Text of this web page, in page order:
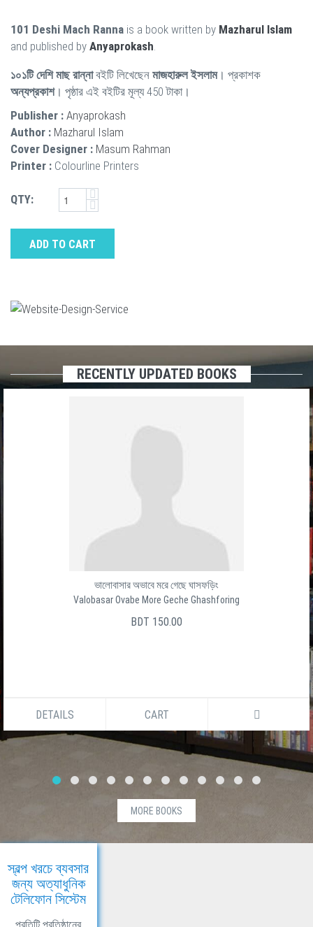
101 Deshi Mach Ranna is a book written by Mazharul Islam
and published by Anyaprokash
১০১টি দেশি মাছ রান্নাবইটি লিখেছেন মাজহারুল ইসলাম। প্রকাশক
অন্যপ্রকাশ। পৃষ্ঠার এই বইটির মূল্য 450 টাকা।
Publisher : Anyaprokash
Author : Mazharul Islam
Cover Designer : Masum Rahman
Printer : Colourline Printers
QTY:
ADD TO CART
RECENTLY UPDATED BOOKS
ভালোবাসার অভাবে মরে গেছে ঘাসফড়িং
Valobasar Ovabe More Geche Ghashforing
BDT 150.00
DETAILS CART
MORE BOOKS
স্বল্প খরচে ব্যবসার
জন্য অত্যাধুনিক
টেলিফোন সিস্টেম